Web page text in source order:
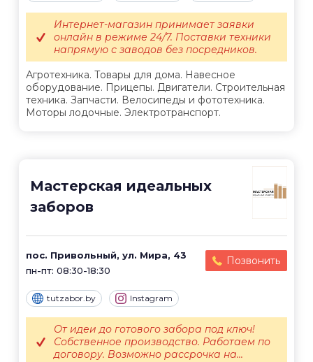
Агротехника. Товары для дома. Навесное
оборудование. Прицепы. Двигатели. Строительная
техника. Запчасти. Велосипеды и фототехника.
Моторы лодочные. Электротранспорт.
Интернет-магазин принимает заявки
онлайн в режиме 24/7. Поставки техники
напрямую с заводов без посредников.
Мастерская идеальных
заборов
пос. Привольный, ул. Мира, 43
пн-пт: 08:30-18:30
Позвонить
tutzabor.by Instagram
От идеи до готового забора под ключ!
Собственное производство. Работаем по
договору. Возможно рассрочка на...